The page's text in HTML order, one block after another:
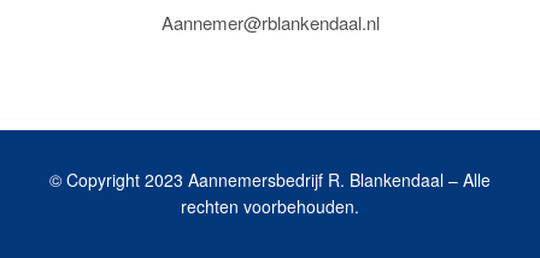
Aannemer@rblankendaal.nl
© Copyright 2023 Aannemersbedrijf R. Blankendaal – Alle
rechten voorbehouden.